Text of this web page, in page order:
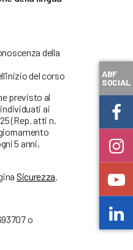
della
del corso
previsto al
ai
(Rep. atti n.
5 anni,
Sicurezza
o
ABF
SOCIAL